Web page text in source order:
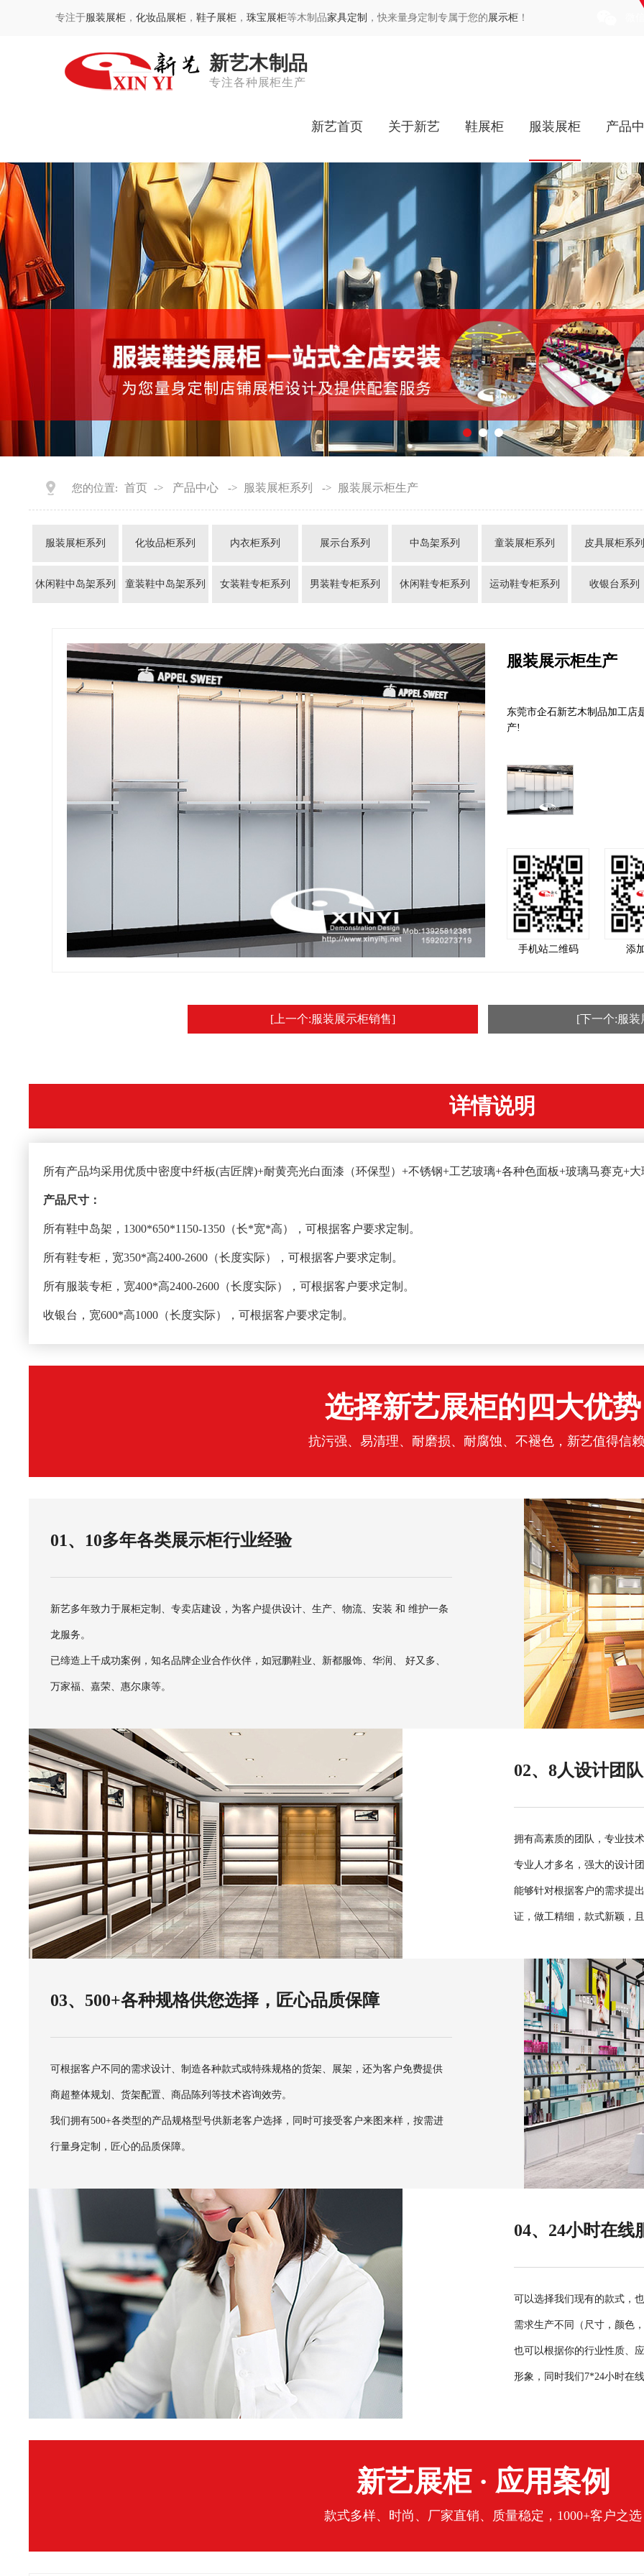
专注于服装展柜 ，化妆品展柜 ，鞋子展柜 ，珠宝展柜等木制品家具定制 ，快来量身定制专属于您的展示柜 ！
新艺木制品
专注各种展柜生产
新艺首页 关于新艺 鞋展柜 服装展柜 产品
您的位置: 首页 -> 产品中心 -> 服装展柜系列 -> 服装展示柜生产
服装展柜系列 化妆品柜系列 内衣柜系列 展示台系列 中岛架系列 童装展柜系列 皮具展柜系
休闲鞋中岛架系列 童装鞋中岛架系列 女装鞋专柜系列 男装鞋专柜系列 休闲鞋专柜系列 运动鞋专柜系列 收银台系列
服装展示柜生产
东莞市企石新艺木制品加工店
产!
手机站二维码 添
[上一个:服装展示柜销售] [下一个:服装
详情说明
所有产品均采用优质中密度中纤板(吉匠牌)+耐黄亮光白面漆（环保型）+不锈钢+工艺玻璃+各种色面板+玻璃马赛克+
产品尺寸：
所有鞋中岛架，1300*650*1150-1350（长*宽*高），可根据客户要求定制。
所有鞋专柜，宽350*高2400-2600（长度实际），可根据客户要求定制。
所有服装专柜，宽400*高2400-2600（长度实际），可根据客户要求定制。
收银台，宽600*高1000（长度实际），可根据客户要求定制。
选择新艺展柜的四大优势
抗污强、易清理、耐磨损、耐腐蚀、不褪色，新艺值得信
01、10多年各类展示柜行业经验
新艺多年致力于展柜定制、专卖店建设，为客户提供设计、生产、物流、安装 和 维护一条
龙服务。
已缔造上千成功案例，知名品牌企业合作伙伴，如冠鹏鞋业、新都服饰、华润、 好又多、
万家福、嘉荣、惠尔康等。
02、8人设计团
拥有高素质的团队，专业技
专业人才多名，强大的设计
能够针对根据客户的需求提
证，做工精细，款式新颖，
03、500+各种规格供您选择，匠心品质保障
可根据客户不同的需求设计、制造各种款式或特殊规格的货架、展架，还为客户免费提供
商超整体规划、货架配置、商品陈列等技术咨询效劳。
我们拥有500+各类型的产品规格型号供新老客户选择，同时可接受客户来图来样，按需进
行量身定制，匠心的品质保障。
04、24小时在线
可以选择我们现有的款式，
需求生产不同（尺寸，颜色
也可以根据你的行业性质、
形象，同时我们7*24小时在
新艺展柜 · 应用案例
款式多样、时尚、厂家直销、质量稳定，1000+客户之选